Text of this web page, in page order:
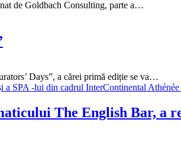
de Goldbach Consulting, parte a…
Days”, a cărei primă ediție se va…
The English Bar, a